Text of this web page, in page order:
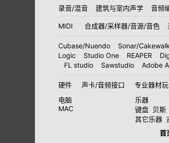
录音/混音
建筑与室内声学 音频
MIDI 合成器/采样器/音源/音色
Cubase/Nuendo Sonar/Cakewalk
Logic
Studio One REAPER
FL studio
Sawstudio Adobe
硬件 声卡/音频接口
专业器材
电脑
MAC
乐器
键盘 贝斯
其它乐器
首